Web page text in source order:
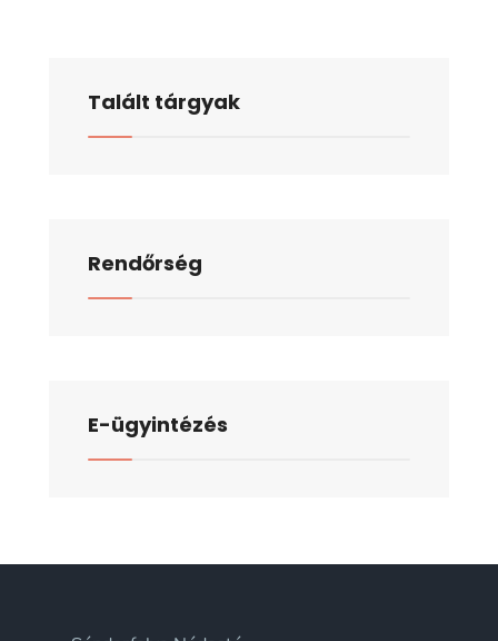
Talált tárgyak
Rendőrség
E-ügyintézés